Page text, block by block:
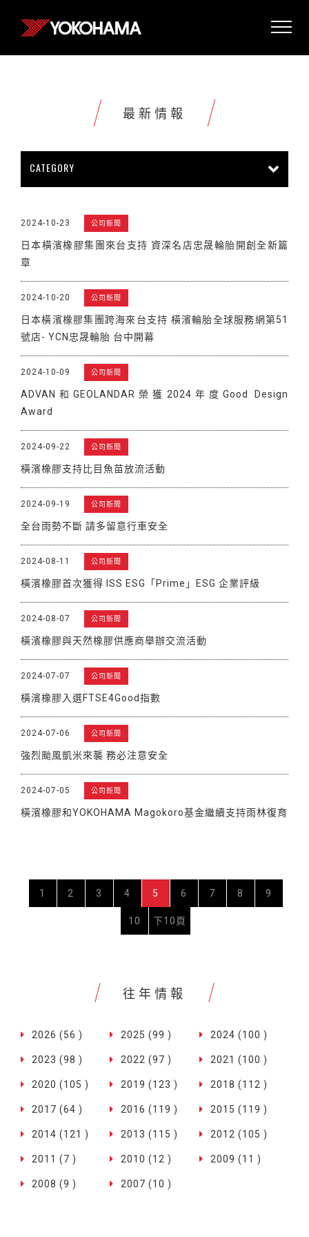
最新情報
CATEGORY
販促活動
2024-10-23 公司新聞
日本橫濱橡膠集團來台支持 資深名店忠晟輪胎開創全新篇
章
2024-10-20 公司新聞
日本橫濱橡膠集團跨海來台支持 橫濱輪胎全球服務網第51
號店- YCN忠晟輪胎 台中開幕
2024-10-09 公司新聞
ADVAN和GEOLANDAR榮獲2024年度Good Design
Award
2024-09-22 公司新聞
橫濱橡膠支持比目魚苗放流活動
2024-09-19 公司新聞
全台雨勢不斷 請多留意行車安全
2024-08-11 公司新聞
橫濱橡膠首次獲得 ISS ESG「Prime」ESG 企業評級
2024-08-07 公司新聞
橫濱橡膠與天然橡膠供應商舉辦交流活動
2024-07-07 公司新聞
橫濱橡膠入選FTSE4Good指數
2024-07-06 公司新聞
強烈颱風凱米來襲 務必注意安全
2024-07-05 公司新聞
橫濱橡膠和YOKOHAMA Magokoro基金繼續支持雨林復育
1 2 3 4 5 6 7 8 9
10 下10頁
往年情報
2026 (56 ) 2025 (99 ) 2024 (100 )
2023 (98 ) 2022 (97 ) 2021 (100 )
2020 (105 ) 2019 (123 ) 2018 (112 )
2017 (64 ) 2016 (119 ) 2015 (119 )
2014 (121 ) 2013 (115 ) 2012 (105 )
2011 (7 ) 2010 (12 ) 2009 (11 )
2008 (9 ) 2007 (10 )